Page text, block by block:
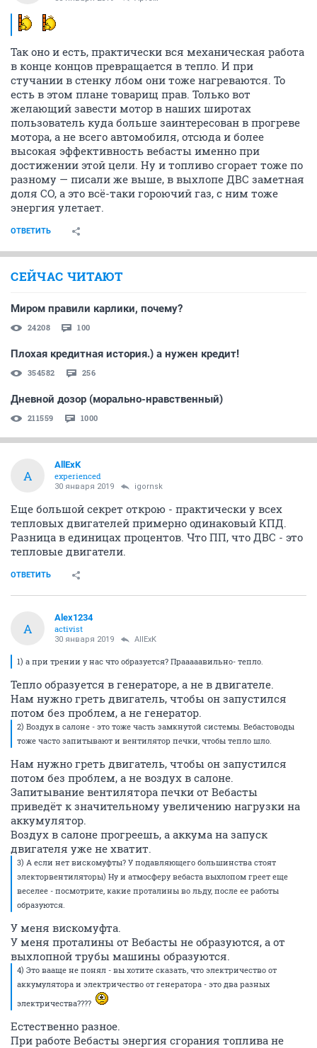
Так оно и есть, практически вся механическая работа
в конце концов превращается в тепло. И при
стучании в стенку лбом они тоже нагреваются. То
есть в этом плане товарищ прав. Только вот
желающий завести мотор в наших широтах
пользователь куда больше заинтересован в прогреве
мотора, а не всего автомобиля, отсюда и более
высокая эффективность вебасты именно при
достижении этой цели. Ну и топливо сгорает тоже по
разному — писали же выше, в выхлопе ДВС заметная
доля CO, а это всё-таки гороючий газ, с ним тоже
энергия улетает.
ОТВЕТИТЬ
СЕЙЧАС ЧИТАЮТ
Миром правили карлики, почему?
24208 100
Плохая кредитная история.) а нужен кредит!
354582 256
Дневной дозор (морально-нравственный)
211559 1000
A
AllExK
experienced
30 января 2019 igornsk
Еще большой секрет открою - практически у всех
тепловых двигателей примерно одинаковый КПД.
Разница в единицах процентов. Что ПП, что ДВС - это
тепловые двигатели.
ОТВЕТИТЬ
A
Alex1234
activist
30 января 2019 AllExK
1) а при трении у нас что образуется? Прааааавильно- тепло.
Тепло образуется в генераторе, а не в двигателе.
Нам нужно греть двигатель, чтобы он запустился
потом без проблем, а не генератор.
2) Воздух в салоне - это тоже часть замкнутой системы. Вебастоводы
тоже часто запитывают и вентилятор печки, чтобы тепло шло.
Нам нужно греть двигатель, чтобы он запустился
потом без проблем, а не воздух в салоне.
Запитывание вентилятора печки от Вебасты
приведёт к значительному увеличению нагрузки на
аккумулятор.
Воздух в салоне прогреешь, а аккума на запуск
двигателя уже не хватит.
3) А если нет вискомуфты? У подавляющего большинства стоят
электорвентиляторы) Ну и атмосферу вебаста выхлопом греет еще
веселее - посмотрите, какие проталины во льду, после ее работы
образуются.
У меня вискомуфта.
У меня проталины от Вебасты не образуются, а от
выхлопной трубы машины образуются.
4) Это вааще не понял - вы хотите сказать, что электричество от
аккумулятора и электричество от генератора - это два разных
электричества????
Естественно разное.
При работе Вебасты энергия сгорания топлива не